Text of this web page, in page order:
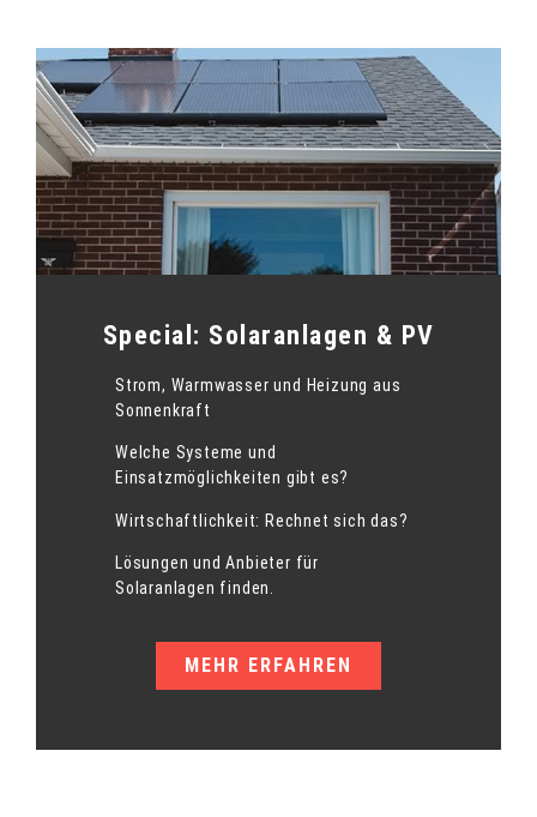
Special: Solaranlagen & PV
Strom, Warmwasser und Heizung aus
Sonnenkraft
Welche Systeme und
Einsatzmöglichkeiten gibt es?
Wirtschaftlichkeit: Rechnet sich das?
Lösungen und Anbieter für
Solaranlagen finden.
MEHR ERFAHREN